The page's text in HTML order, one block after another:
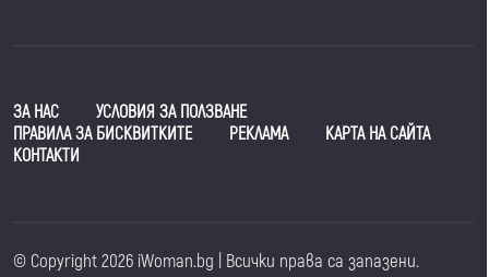
ЗА НАС
УСЛОВИЯ ЗА ПОЛЗВАНЕ
ПРАВИЛА ЗА БИСКВИТКИТЕ
РЕКЛАМА
КАРТА НА САЙТА
КОНТАКТИ
© Copyright 2026 iWoman.bg | Всички права са запазени.